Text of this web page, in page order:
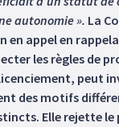
autonomie ». La
en appel en
les règles de
peut
des motifs
Elle rejette